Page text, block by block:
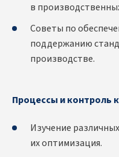
в
Советы по
поддержанию
производстве.
Процессы и контроль
Изучение
их оптимизация.